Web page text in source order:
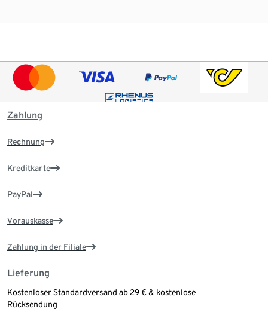
Zahlung
Rechnung
Kreditkarte
PayPal
Vorauskasse
Zahlung in der Filiale
Lieferung
Kostenloser Standardversand ab 29 € & kostenlose
Rücksendung